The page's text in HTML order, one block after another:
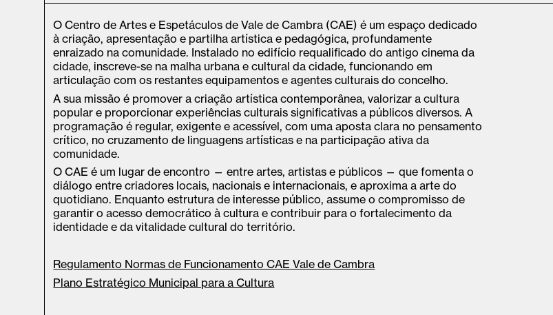
O Centro de Artes e Espetáculos de Vale de Cambra (CAE) é um espaço dedicado
à criação, apresentação e partilha artística e pedagógica, profundamente
enraizado na comunidade. Instalado no edifício requalificado do antigo cinema da
cidade, inscreve-se na malha urbana e cultural da cidade, funcionando em
articulação com os restantes equipamentos e agentes culturais do concelho.
A sua missão é promover a criação artística contemporânea, valorizar a cultura
popular e proporcionar experiências culturais significativas a públicos diversos. A
programação é regular, exigente e acessível, com uma aposta clara no pensamento
crítico, no cruzamento de linguagens artísticas e na participação ativa da
comunidade.
O CAE é um lugar de encontro — entre artes, artistas e públicos — que fomenta o
diálogo entre criadores locais, nacionais e internacionais, e aproxima a arte do
quotidiano. Enquanto estrutura de interesse público, assume o compromisso de
garantir o acesso democrático à cultura e contribuir para o fortalecimento da
identidade e da vitalidade cultural do território.
Regulamento Normas de Funcionamento CAE Vale de Cambra
Plano Estratégico Municipal para a Cultura